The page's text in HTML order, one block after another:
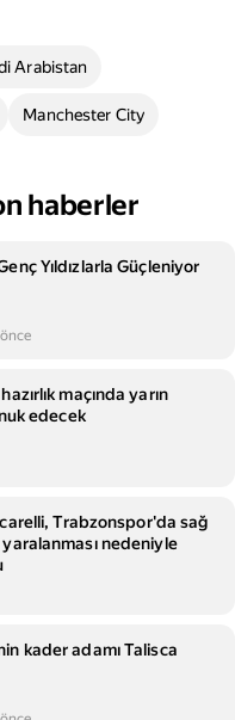
Arabistan
Manchester City
haberler
Yıldızlarla Güçleniyor
maçında yarın
edecek
Trabzonspor'da sağ
nedeniyle
kader adamı Talisca